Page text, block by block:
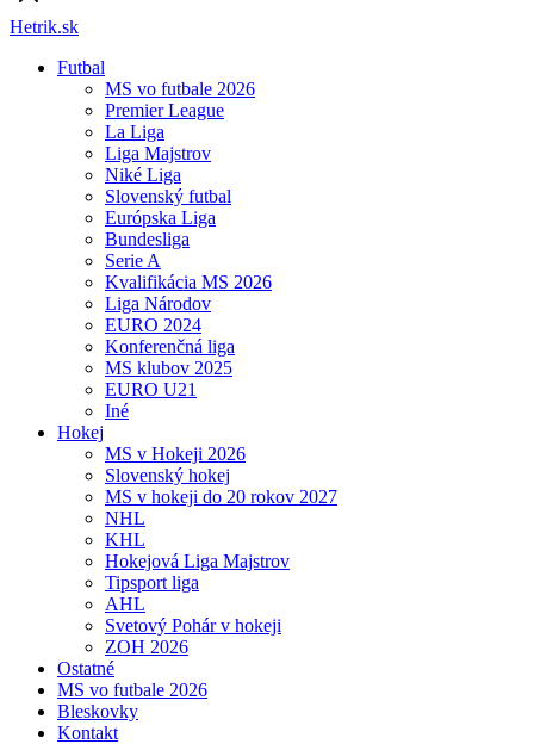
Hetrik.sk
Futbal
MS vo futbale 2026
Premier League
La Liga
Liga Majstrov
Niké Liga
Slovenský futbal
Európska Liga
Bundesliga
Serie A
Kvalifikácia MS 2026
Liga Národov
EURO 2024
Konferenčná liga
MS klubov 2025
EURO U21
Iné
Hokej
MS v Hokeji 2026
Slovenský hokej
MS v hokeji do 20 rokov 2027
NHL
KHL
Hokejová Liga Majstrov
Tipsport liga
AHL
Svetový Pohár v hokeji
ZOH 2026
Ostatné
MS vo futbale 2026
Bleskovky
Kontakt